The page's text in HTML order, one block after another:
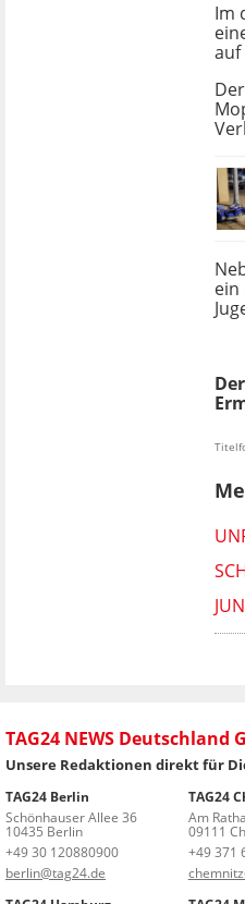
Im
auf
ein
TAG24 NEWS Deutschland
Unsere Redaktionen direkt für
TAG24 Berlin
Schönhauser Allee 36
10435 Berlin
+49 30 120880900
berlin@tag24.de
TAG24
Am
09111
+49 371